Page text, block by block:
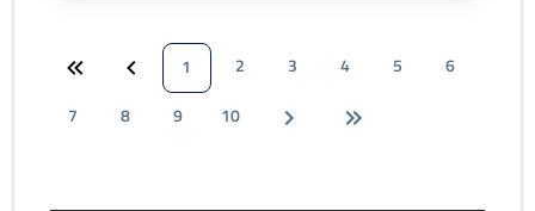
1 2 3 4 5
6
7
8 9 10